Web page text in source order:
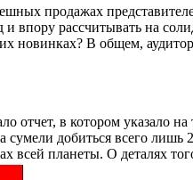
продажах
впору рассчитывать на
новинках? В общем,
отчет, в котором указало
добиться всего
всей планеты. О деталях